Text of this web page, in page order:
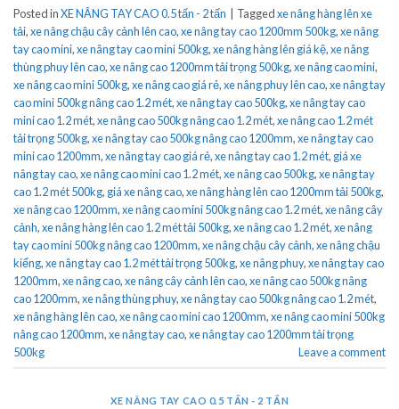
Posted inXE NÂNG TAY CAO 0.5 tấn - 2 tấn Taggedxe nâng hàng lên xe
tải,xe nâng chậu cây cảnh lên cao,xe nâng tay cao 1200mm 500kg,xe nâng
tay cao mini,xe nâng tay cao mini 500kg,xe nâng hàng lên giá kệ,xe nâng
thùng phuy lên cao,xe nâng cao 1200mm tải trọng 500kg,xe nâng cao mini,
xe nâng cao mini 500kg,xe nâng cao giá rẻ,xe nâng phuy lên cao,xe nâng tay
cao mini 500kg nâng cao 1.2 mét,xe nâng tay cao 500kg,xe nâng tay cao
mini cao 1.2 mét,xe nâng cao 500kg nâng cao 1.2 mét,xe nâng cao 1.2 mét
tải trọng 500kg,xe nâng tay cao 500kg nâng cao 1200mm,xe nâng tay cao
mini cao 1200mm,xe nâng tay cao giá rẻ,xe nâng tay cao 1.2 mét, giá xe
nâng tay cao,xe nâng cao mini cao 1.2 mét,xe nâng cao 500kg,xe nâng tay
cao 1.2 mét 500kg, giá xe nâng cao,xe nâng hàng lên cao 1200mm tải 500kg,
xe nâng cao 1200mm,xe nâng cao mini 500kg nâng cao 1.2 mét,xe nâng cây
cảnh,xe nâng hàng lên cao 1.2 mét tải 500kg,xe nâng cao 1.2 mét,xe nâng
tay cao mini 500kg nâng cao 1200mm,xe nâng chậu cây cảnh,xe nâng chậu
kiểng,xe nâng tay cao 1.2 mét tải trọng 500kg,xe nâng phuy,xe nâng tay cao
1200mm,xe nâng cao,xe nâng cây cảnh lên cao,xe nâng cao 500kg nâng
cao 1200mm,xe nâng thùng phuy,xe nâng tay cao 500kg nâng cao 1.2 mét,
xe nâng hàng lên cao,xe nâng cao mini cao 1200mm,xe nâng cao mini 500kg
nâng cao 1200mm,xe nâng tay cao,xe nâng tay cao 1200mm tải trọng
500kg
Leave a comment
XE NÂNG TAY CAO 0.5 TẤN - 2 TẤN